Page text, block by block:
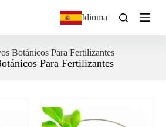
Idioma
Botánicos Para Fertilizantes
Para Fertilizantes